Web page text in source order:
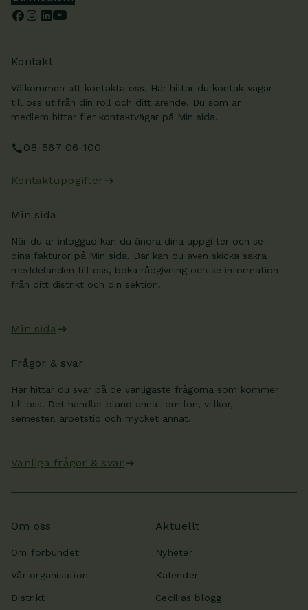
Kontakt
Välkommen att kontakta oss. Här hittar du kontaktvägar
till oss utifrån din roll och ditt ärende. Du som är
medlem hittar fler kontaktvägar på Min sida.
08-567 06 100
Kontaktuppgifter
Min sida
När du är inloggad kan du ändra dina uppgifter och se
dina fakturor på Min sida. Där kan du även skicka säkra
meddelanden till oss, boka rådgivning och se information
från ditt distrikt och din sektion.
Min sida
Frågor & svar
Här hittar du svar på de vanligaste frågorna som kommer
till oss. Det handlar bland annat om lön, villkor,
semester, arbetstid och mycket annat.
Vanliga frågor & svar
Om oss
Om förbundet
Vår organisation
Distrikt
Aktuellt
Nyheter
Kalender
Cecilias blogg